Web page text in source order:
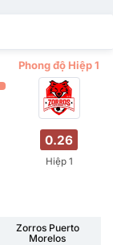
Phong độ Hiệp 1
0.26
Hiệp 1
Zorros Puerto
Morelos